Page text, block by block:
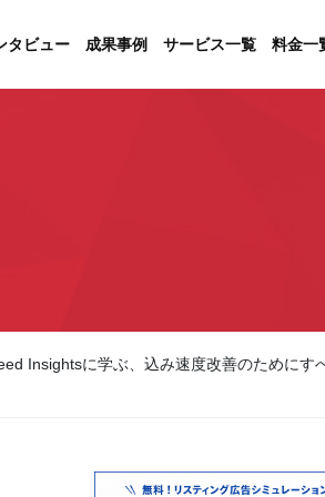
タビュー 成果事例 サービス一覧 料金一
Insightsに学ぶ、込み速度改善のためにす